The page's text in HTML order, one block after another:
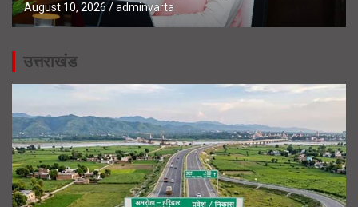
August 10, 2026 adminvarta
उत्तराखंड